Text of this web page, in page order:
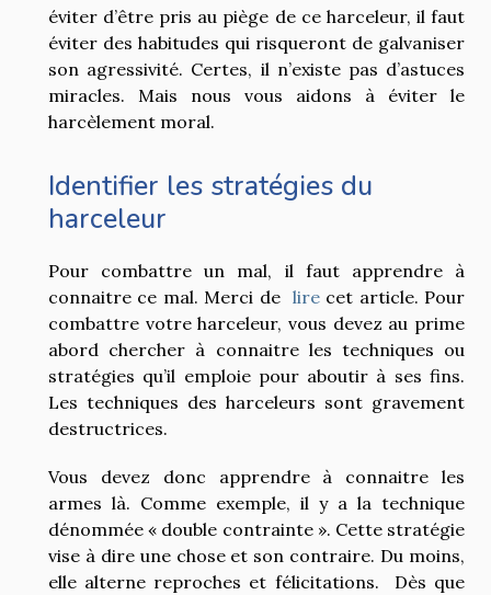
éviter d’être pris au piège de ce harceleur, il faut
éviter des habitudes qui risqueront de galvaniser
son agressivité. Certes, il n’existe pas d’astuces
miracles. Mais nous vous aidons à éviter le
harcèlement moral.
Identifier les stratégies du
harceleur
Pour combattre un mal, il faut apprendre à
connaitre ce mal. Merci de lirecet article. Pour
combattre votre harceleur, vous devez au prime
abord chercher à connaitre les techniques ou
stratégies qu’il emploie pour aboutir à ses fins.
Les techniques des harceleurs sont gravement
destructrices.
Vous devez donc apprendre à connaitre les
armes là. Comme exemple, il y a la technique
dénommée « double contrainte ». Cette stratégie
vise à dire une chose et son contraire. Du moins,
elle alterne reproches et félicitations. Dès que